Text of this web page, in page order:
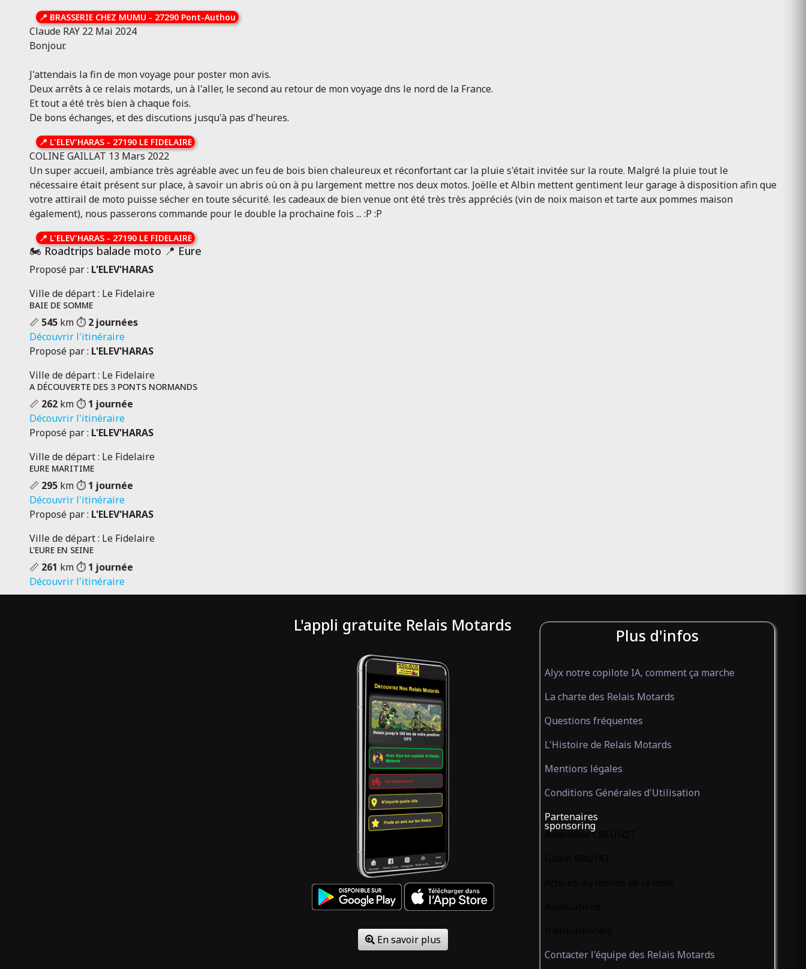
📍 BRASSERIE CHEZ MUMU - 27290 Pont-Authou
Claude RAY 22 Mai 2024
Bonjour.
J'attendais la fin de mon voyage pour poster mon avis.
Deux arrêts à ce relais motards, un à l'aller, le second au retour de mon voyage dns le nord de la France.
Et tout a été très bien à chaque fois.
De bons échanges, et des discutions jusqu'à pas d'heures.
📍 L'ELEV'HARAS - 27190 LE FIDELAIRE
COLINE GAILLAT 13 Mars 2022
Un super accueil, ambiance très agréable avec un feu de bois bien chaleureux et réconfortant car la pluie s'était invitée sur la route. Malgré la pluie tout le
nécessaire était présent sur place, à savoir un abris où on à pu largement mettre nos deux motos. Joëlle et Albin mettent gentiment leur garage à disposition afin que
votre attirail de moto puisse sécher en toute sécurité. les cadeaux de bien venue ont été très très appréciés (vin de noix maison et tarte aux pommes maison
également), nous passerons commande pour le double la prochaine fois ... :P :P
📍 L'ELEV'HARAS - 27190 LE FIDELAIRE
🏍️ Roadtrips balade moto 📍 Eure
Proposé par : L'ELEV'HARAS
Ville de départ : Le Fidelaire
BAIE DE SOMME
📏 545km ⏱️ 2 journées
Découvrir l'itinéraire
Proposé par : L'ELEV'HARAS
Ville de départ : Le Fidelaire
A DÉCOUVERTE DES 3 PONTS NORMANDS
📏 262km ⏱️ 1 journée
Découvrir l'itinéraire
Proposé par : L'ELEV'HARAS
Ville de départ : Le Fidelaire
EURE MARITIME
📏 295km ⏱️ 1 journée
Découvrir l'itinéraire
Proposé par : L'ELEV'HARAS
Ville de départ : Le Fidelaire
L'EURE EN SEINE
📏 261 km ⏱️ 1 journée
Découvrir l'itinéraire
L'appli gratuite Relais Motards
En savoir plus
Plus d'infos
Alyx notre copilote IA, comment ça marche
La charte des Relais Motards
Questions fréquentes
L'Histoire de Relais Motards
Mentions légales
Conditions Générales d'Utilisation
Partenaires
sponsoring
Amandine CREUSOT
Contacter l'équipe des Relais Motards